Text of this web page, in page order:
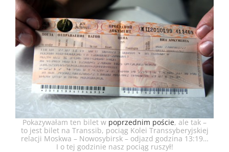
Pokazywałam ten bilet w poprzednim poście, ale tak –
to jest bilet na Transsib, pociąg Kolei Transsyberyjskiej
relacji Moskwa – Nowosybirsk – odjazd godzina 13:19…
I o tej godzinie nasz pociąg ruszył!